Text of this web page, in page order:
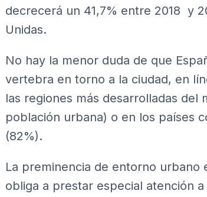
decrecerá un 41,7% entre 2018 y
Unidas.
No hay la menor duda de que
vertebra en torno a la ciudad, en
las regiones más desarrolladas del
población urbana) o en los países
(82%).
La preminencia de entorno urbano
obliga a prestar especial atención